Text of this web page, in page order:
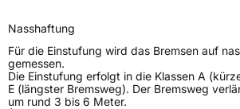
Nasshaftung
Für die Einstufung wird das Bremsen auf
gemessen.
Die Einstufung erfolgt in die Klassen A
E (längster Bremsweg). Der Bremsweg
um rund 3 bis 6 Meter.